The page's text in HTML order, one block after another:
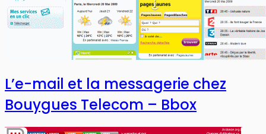
L’e-mail et la messagerie chez
Bouygues Telecom – Bbox